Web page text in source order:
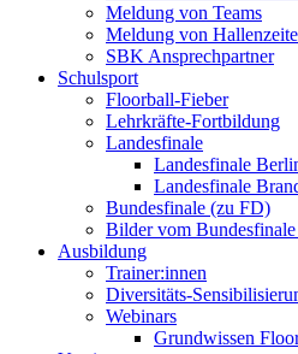
Meldung von Teams
Meldung von
SBK Ansprechpartner
Schulsport
Floorball-Fieber
Lehrkräfte-Fortbildung
Landesfinale
Landesfinale
Landesfinale
Bundesfinale (zu FD)
Bilder vom
Ausbildung
Trainer:innen
Diversitäts-
Webinars
Grundwissen